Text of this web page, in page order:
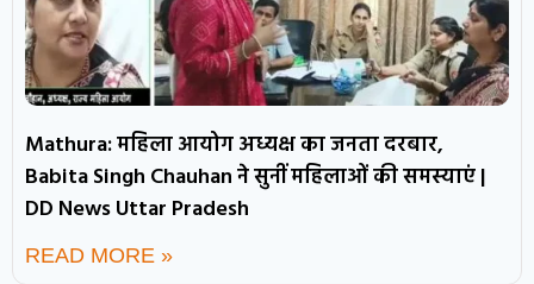
Mathura: महिला आयोग अध्यक्ष का जनता दरबार,
Babita Singh Chauhan ने सुनीं महिलाओं की समस्याएं |
DD News Uttar Pradesh
READ MORE »